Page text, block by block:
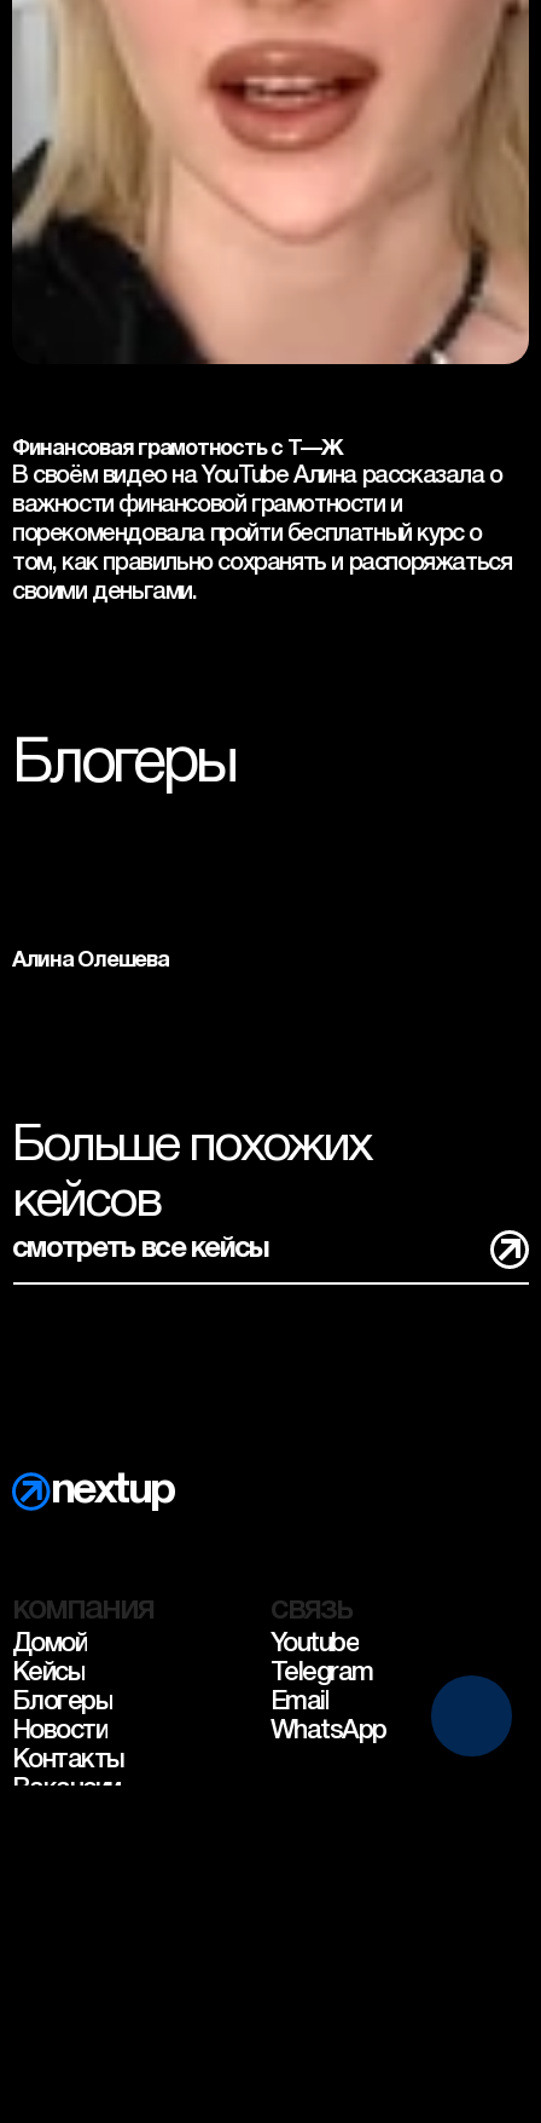
Финансовая грамотность с Т—Ж
В своём видео на YouTube Алина рассказала о
важности финансовой грамотности и
порекомендовала пройти бесплатный курс о
том, как правильно сохранять и распоряжаться
своими деньгами.
Блогеры
Алина Олешева
Больше похожих
кейсов
смотреть все кейсы
nextup
компания
Домой
Кейсы
Блогеры
Новости
Контакты
Вакансии
связь
Youtube
Telegram
Email
WhatsApp